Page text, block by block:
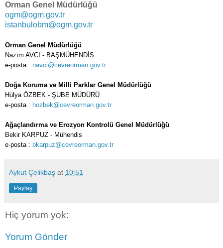
Orman Genel Müdürlüğü
ogm@ogm.gov.tr
istanbulobm@ogm.gov.tr
Orman Genel Müdürlüğü
Nazım AVCI - BAŞMÜHENDİS
e-posta : navci@cevreorman.gov.tr
Doğa Koruma ve Milli Parklar Genel Müdürlüğü
Hülya ÖZBEK - ŞUBE MÜDÜRÜ
e-posta : hozbek@cevreorman.gov.tr
Ağaçlandırma ve Erozyon Kontrolü Genel Müdürlüğü
Bekir KARPUZ - Mühendis
e-posta : bkarpuz@cevreorman.gov.tr
Aykut Çelikbaş at 10:51
Paylaş
Hiç yorum yok:
Yorum Gönder